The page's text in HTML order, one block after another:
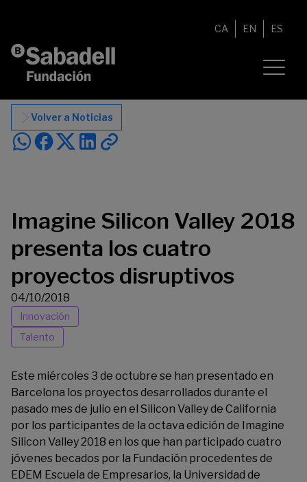
CA EN ES
Volver a Noticias
Imagine Silicon Valley 2018
presenta los cuatro
proyectos disruptivos
04/10/2018
Innovación
Talento
Este miércoles 3 de octubre se han presentado en
Barcelona los proyectos desarrollados durante el
pasado mes de julio en el Silicon Valley de California
por los participantes de la octava edición de Imagine
Silicon Valley 2018 en los que han participado cuatro
jóvenes becados por la Fundación procedentes de
EDEM Escuela de Empresarios, la Universidad de